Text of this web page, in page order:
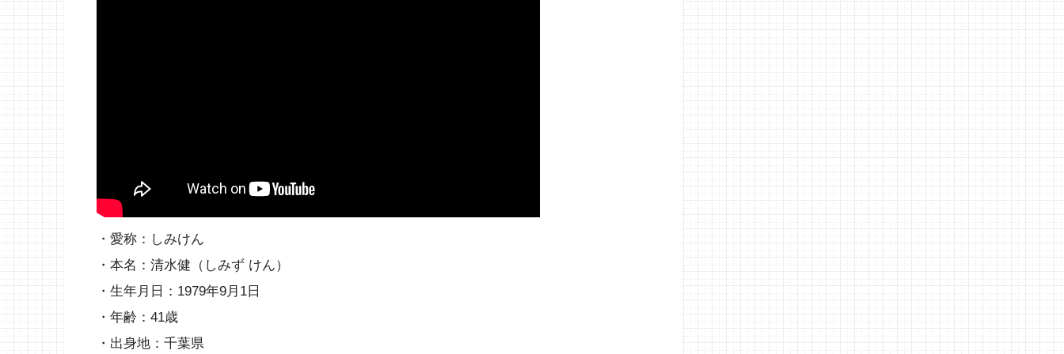
・愛称：しみけん
・本名：清水健（しみず けん）
・生年月日：1979年9月1日
・年齢：41歳
・出身地：千葉県